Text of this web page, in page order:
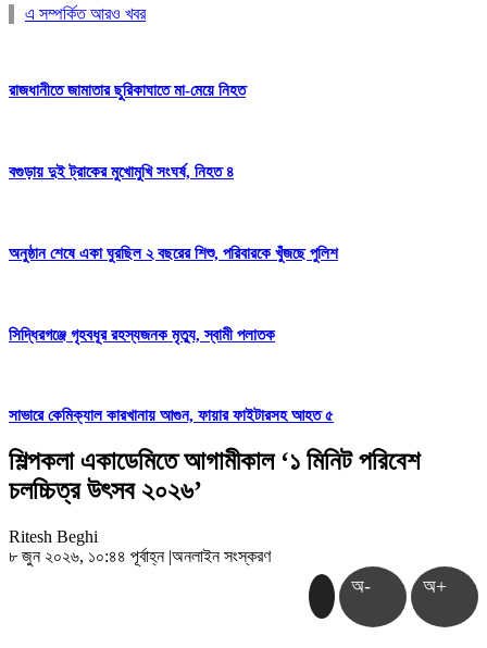
এ সম্পর্কিত আরও খবর
রাজধানীতে জামাতার ছুরিকাঘাতে মা-মেয়ে নিহত
বগুড়ায় দুই ট্রাকের মুখোমুখি সংঘর্ষ, নিহত ৪
অনুষ্ঠান শেষে একা ঘুরছিল ২ বছরের শিশু, পরিবারকে খুঁজছে পুলিশ
সিদ্ধিরগঞ্জে গৃহবধূর রহস্যজনক মৃত্যু, স্বামী পলাতক
সাভারে কেমিক্যাল কারখানায় আগুন, ফায়ার ফাইটারসহ আহত ৫
শিল্পকলা একাডেমিতে আগামীকাল ‘১ মিনিট পরিবেশ
চলচ্চিত্র উৎসব ২০২৬’
Ritesh Beghi
৮ জুন ২০২৬, ১০:৪৪ পূর্বাহ্ন |অনলাইন সংস্করণ
অ- অ+